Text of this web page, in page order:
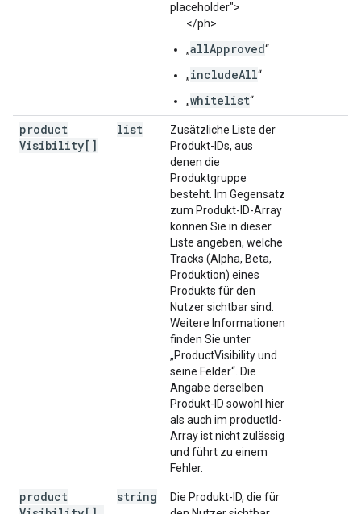
placeholder">
</ph>
„allApproved“
„includeAll“
„whitelist“
product
Visibility[]
list
Zusätzliche Liste der
Produkt-IDs, aus
denen die
Produktgruppe
besteht. Im Gegensatz
zum Produkt-ID-Array
können Sie in dieser
Liste angeben, welche
Tracks (Alpha, Beta,
Produktion) eines
Produkts für den
Nutzer sichtbar sind.
Weitere Informationen
finden Sie unter
„ProductVisibility und
seine Felder“. Die
Angabe derselben
Produkt-ID sowohl hier
als auch im productId-
Array ist nicht zulässig
und führt zu einem
Fehler.
product
string
Die Produkt-ID, die für